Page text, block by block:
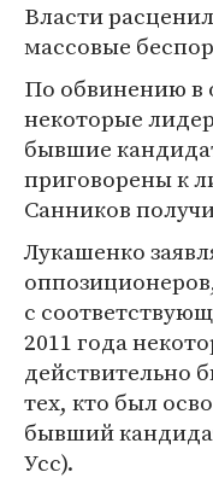
Власти
массовые
По обвинению в
некоторые
бывшие
приговорены к
Санников
Лукашенко
с
2011 года
действительно
тех, кто был
бывший
Усс).